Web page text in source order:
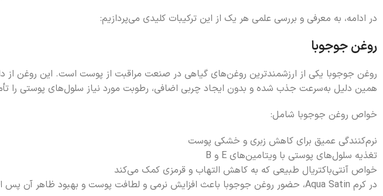
در ادامه، به معرفی و بررسی علمی هر یک از این ترکیبات کلیدی می‌پردازیم:
روغن جوجوبا
روغن جوجوبا یکی از ارزشمندترین روغن‌های گیاهی در صنعت مراقبت از پوست است. این روغن
همین دلیل به‌سرعت جذب شده و بدون ایجاد چربی اضافی، رطوبت مورد نیاز سلول‌های پوستی را
خواص روغن جوجوبا شامل:
نرم‌کنندگی عمیق برای کاهش زبری و خشکی پوست
تغذیه سلول‌های پوستی با ویتامین‌های E و B
خواص آنتی‌باکتریال طبیعی که به کاهش التهاب و قرمزی کمک می‌کند
در کرم Aqua Satin، حضور روغن جوجوبا باعث افزایش نرمی و لطافت پوست و بهبود ظاهر آن پس از هر بار استفاده می‌شود.